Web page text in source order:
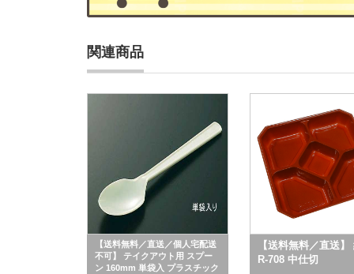
関連商品
【送料無料／直送／個人宅配送
不可】 テイクアウト用 スプー
ン 160mm 単袋入 プラスチック
【送料無料／直送】
R-708 中仕切